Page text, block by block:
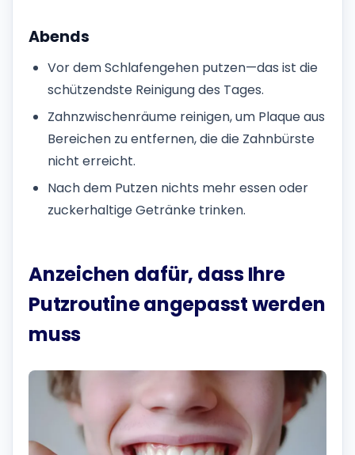
Abends
Vor dem Schlafengehen putzen—das ist die
schützendste Reinigung des Tages.
Zahnzwischenräume reinigen, um Plaque aus
Bereichen zu entfernen, die die Zahnbürste
nicht erreicht.
Nach dem Putzen nichts mehr essen oder
zuckerhaltige Getränke trinken.
Anzeichen dafür, dass Ihre
Putzroutine angepasst werden
muss